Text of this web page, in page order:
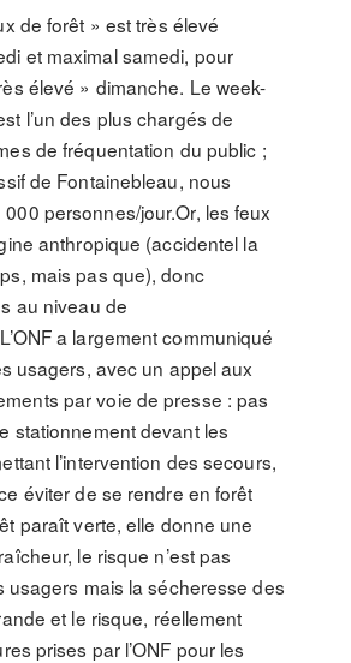
de forêt » est très élevé
et maximal samedi, pour
élevé » dimanche. Le week-
l’un des plus chargés de
de fréquentation du public ;
de Fontainebleau, nous
personnes/jour.Or, les feux
anthropique (accidentel la
mais pas que), donc
au niveau de
a largement communiqué
usagers, avec un appel aux
par voie de presse : pas
stationnement devant les
l’intervention des secours,
éviter de se rendre en forêt
paraît verte, elle donne une
le risque n’est pas
usagers mais la sécheresse des
et le risque, réellement
prises par l’ONF pour les